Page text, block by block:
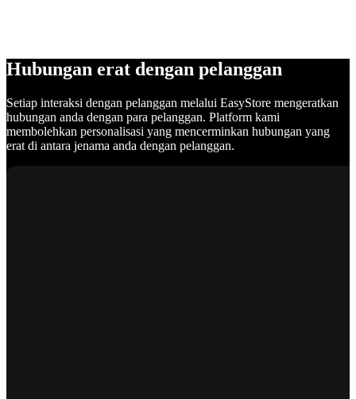
Hubungan erat dengan pelanggan
Setiap interaksi dengan pelanggan melalui EasyStore mengeratkan
hubungan anda dengan para pelanggan. Platform kami
membolehkan personalisasi yang mencerminkan hubungan yang
erat di antara jenama anda dengan pelanggan.